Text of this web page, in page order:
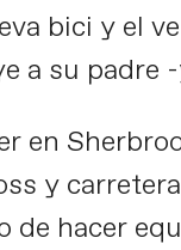
bici y el
a su padre
en
y
de hacer